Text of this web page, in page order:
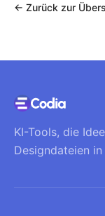
← Zurück zur
KI-Tools, die
Designdateien